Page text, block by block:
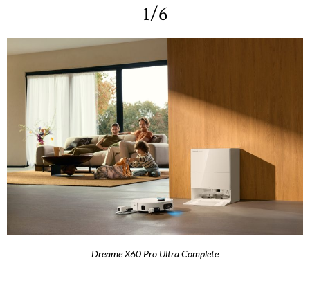
1/6
Dreame X60 Pro Ultra Complete